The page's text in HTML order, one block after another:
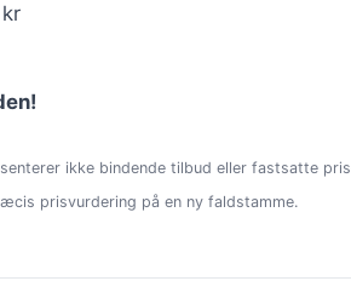
ikke bindende tilbud eller fastsatte
prisvurdering på en ny faldstamme.